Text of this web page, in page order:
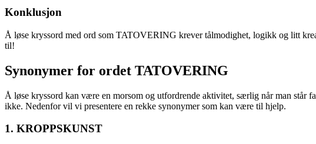
Konklusjon
Å løse kryssord med ord som TATOVERING krever tålmodighet, logikk og litt
til!
Synonymer for ordet TATOVERING
Å løse kryssord kan være en morsom og utfordrende aktivitet, særlig når man står
ikke. Nedenfor vil vi presentere en rekke synonymer som kan være til hjelp.
1. KROPPSKUNST